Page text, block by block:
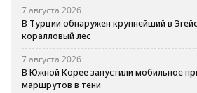
7 августа 2026
В Турции обнаружен крупнейший в
коралловый лес
7 августа 2026
В Южной Корее запустили мобильное
маршрутов в тени